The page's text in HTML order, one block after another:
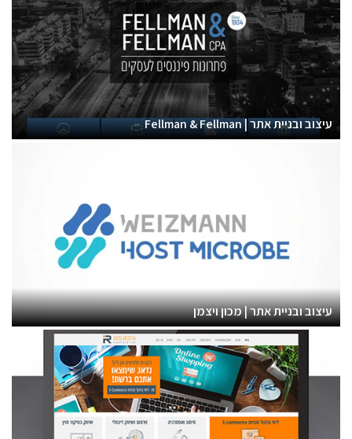
עיצוב ובניית אתר | Fellman & Fellman
עיצוב ובניית אתר | מכון ויצמן